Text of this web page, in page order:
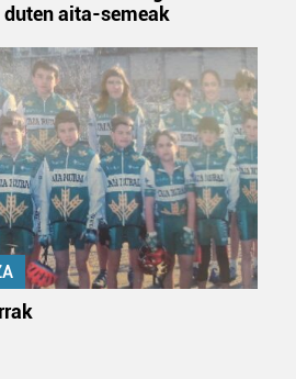
Zure esperientzia eta
cookie teknologiaz
onartuz gero, teknologia hori
ematen diguzu.Gehiago
aita-semeak